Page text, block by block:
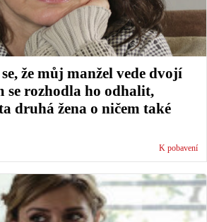
že můj manžel vede dvojí
se rozhodla ho odhalit,
druhá žena o ničem také
K pobavení